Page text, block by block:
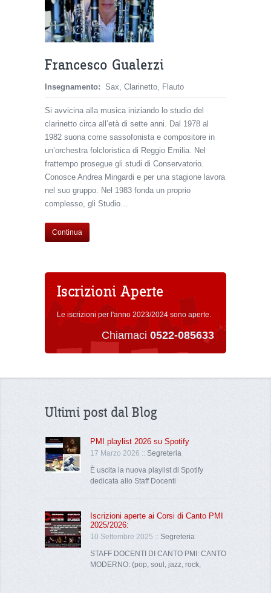
Francesco Gualerzi
Insegnamento: Sax, Clarinetto, Flauto
Si avvicina alla musica iniziando lo studio del
clarinetto circa all’età di sette anni. Dal 1978 al
1982 suona come sassofonista e compositore in
un’orchestra folcloristica di Reggio Emilia. Nel
frattempo prosegue gli studi di Conservatorio.
Conosce Andrea Mingardi e per una stagione lavora
nel suo gruppo. Nel 1983 fonda un proprio
complesso, gli Studio…
Continua
Iscrizioni Aperte
Le iscrizioni per l'anno 2023/2024 sono aperte.
Chiamaci 0522-085633
Ultimi post dal Blog
PMI playlist 2026 su Spotify
17 Marzo 2026 :: Segreteria
È uscita la nuova playlist di Spotify
dedicata allo Staff Docenti
Iscrizioni aperte ai Corsi di Canto PMI
2025/2026:
10 Settembre 2025 :: Segreteria
STAFF DOCENTI DI CANTO PMI: CANTO
MODERNO: (pop, soul, jazz, rock,